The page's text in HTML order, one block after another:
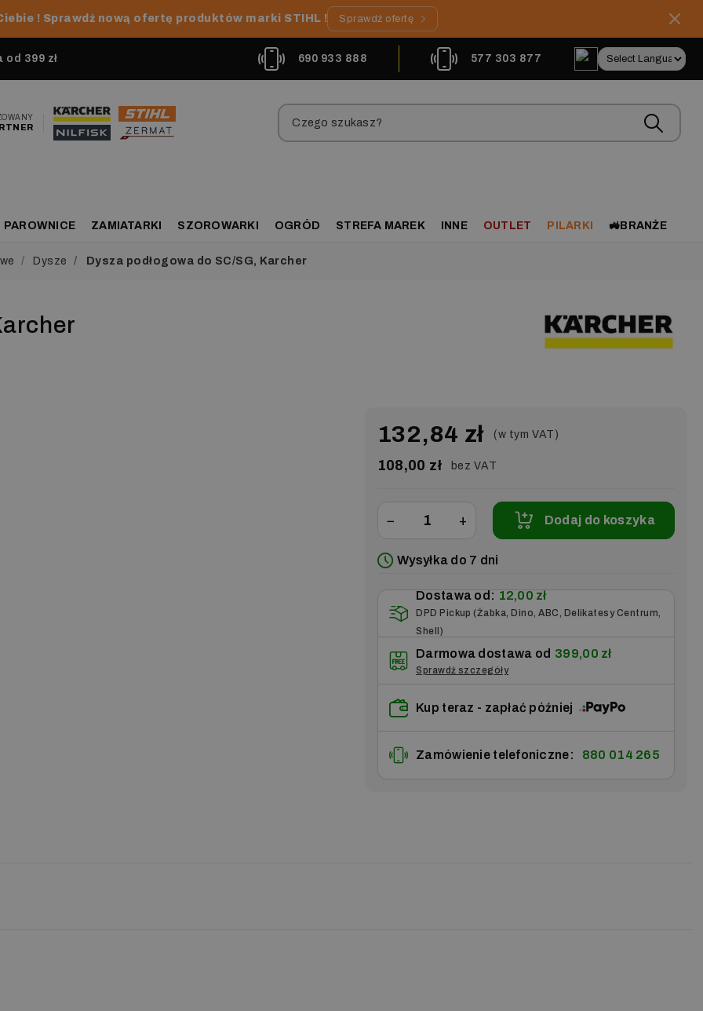
! Sprawdź nową ofertę produktów marki STIHL ! Sprawdź ofertę
od 399 zł 690 933 888 577 303 877
PAROWNICE ZAMIATARKI SZOROWARKI OGRÓD STREFA MAREK INNE OUTLET PILARKI 🚜BRANŻE
Dysze Dysza podłogowa do SC/SG, Karcher
132,84 zł (w tym VAT)
108,00 zł bez VAT
− + Dodaj do koszyka
Wysyłka do 7 dni
Dostawa od: 12,00 zł
DPD Pickup (Żabka, Dino, ABC, Delikatesy Centrum,
Shell)
Darmowa dostawa od 399,00 zł
Sprawdź szczegóły
Kup teraz - zapłać później
Zamówienie telefoniczne: 880 014 265